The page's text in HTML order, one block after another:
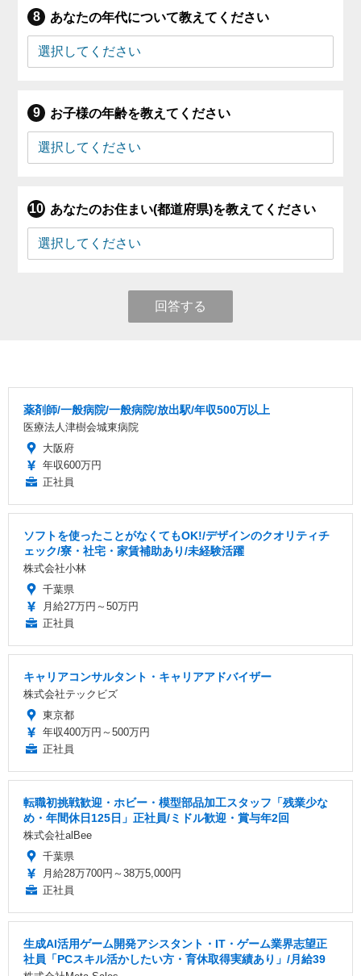
あなたの年代について教えてください
お子様の年齢を教えてください
あなたのお住まい(都道府県)を教えてください
回答する
薬剤師/一般病院/一般病院/放出駅/年収500万以上
医療法人津樹会城東病院
大阪府
年収600万円
正社員
ソフトを使ったことがなくてもOK!/デザインのクオリティチ
ェック/寮・社宅・家賃補助あり/未経験活躍
株式会社小林
千葉県
月給27万円～50万円
正社員
キャリアコンサルタント・キャリアアドバイザー
株式会社テックビズ
東京都
年収400万円～500万円
正社員
転職初挑戦歓迎・ホビー・模型部品加工スタッフ「残業少な
め・年間休日125日」正社員/ミドル歓迎・賞与年2回
株式会社alBee
千葉県
月給28万700円～38万5,000円
正社員
生成AI活用ゲーム開発アシスタント・IT・ゲーム業界志望正
社員「PCスキル活かしたい方・育休取得実績あり」/月給39